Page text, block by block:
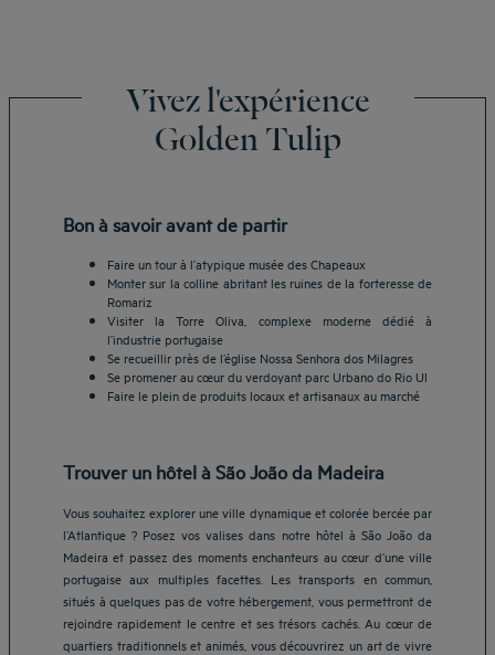
Vivez l'expérience
Golden Tulip
Bon à savoir avant de partir
Faire un tour à l’atypique musée des Chapeaux
Monter sur la colline abritant les ruines de la forteresse de
Romariz
Visiter la Torre Oliva, complexe moderne dédié à
l’industrie portugaise
Se recueillir près de l’église Nossa Senhora dos Milagres
Se promener au cœur du verdoyant parc Urbano do Rio Ul
Faire le plein de produits locaux et artisanaux au marché
Trouver un hôtel à São João da Madeira
Vous souhaitez explorer une ville dynamique et colorée bercée par
l’Atlantique ? Posez vos valises dans notre hôtel à São João da
Madeira et passez des moments enchanteurs au cœur d’une ville
portugaise aux multiples facettes. Les transports en commun,
situés à quelques pas de votre hébergement, vous permettront de
rejoindre rapidement le centre et ses trésors cachés. Au cœur de
quartiers traditionnels et animés, vous découvrirez un art de vivre